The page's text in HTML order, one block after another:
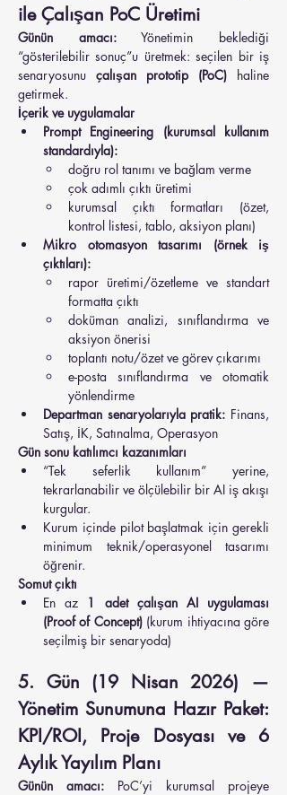
ile Çalışan PoC Üretimi
Günün amacı: Yönetimin beklediği
“gösterilebilir sonuç”u üretmek: seçilen bir iş
senaryosunu çalışan prototip (PoC) haline
getirmek.
İçerik ve uygulamalar
Prompt Engineering (kurumsal kullanım
standardıyla):
doğru rol tanımı ve bağlam verme
çok adımlı çıktı üretimi
kurumsal çıktı formatları (özet,
kontrol listesi, tablo, aksiyon planı)
Mikro otomasyon tasarımı (örnek iş
çıktıları):
rapor üretimi/özetleme ve standart
formatta çıktı
doküman analizi, sınıflandırma ve
aksiyon önerisi
toplantı notu/özet ve görev çıkarımı
e-posta sınıflandırma ve otomatik
yönlendirme
Departman senaryolarıyla pratik: Finans,
Satış, İK, Satınalma, Operasyon
Gün sonu katılımcı kazanımları
“Tek seferlik kullanım” yerine,
tekrarlanabilir ve ölçülebilir bir AI iş akışı
kurgular.
Kurum içinde pilot başlatmak için gerekli
minimum teknik/operasyonel tasarımı
öğrenir.
Somut çıktı
En az 1 adet çalışan AI uygulaması
(Proof of Concept) (kurum ihtiyacına göre
seçilmiş bir senaryoda)
5. Gün (19 Nisan 2026) —
Yönetim Sunumuna Hazır Paket:
KPI/ROI, Proje Dosyası ve 6
Aylık Yayılım Planı
Günün amacı: PoC’yi kurumsal projeye